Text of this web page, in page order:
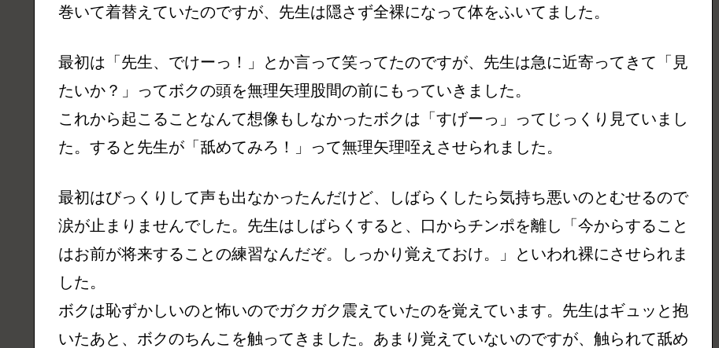
巻いて着替えていたのですが、先生は隠さず全裸になって体をふいてました。
最初は「先生、でけーっ！」とか言って笑ってたのですが、先生は急に近寄ってきて「見
たいか？」ってボクの頭を無理矢理股間の前にもっていきました。
これから起こることなんて想像もしなかったボクは「すげーっ」ってじっくり見ていまし
た。すると先生が「舐めてみろ！」って無理矢理咥えさせられました。
最初はびっくりして声も出なかったんだけど、しばらくしたら気持ち悪いのとむせるので
涙が止まりませんでした。先生はしばらくすると、口からチンポを離し「今からすること
はお前が将来することの練習なんだぞ。しっかり覚えておけ。」といわれ裸にさせられま
した。
ボクは恥ずかしいのと怖いのでガクガク震えていたのを覚えています。先生はギュッと抱
いたあと、ボクのちんこを触ってきました。あまり覚えていないのですが、触られて舐め